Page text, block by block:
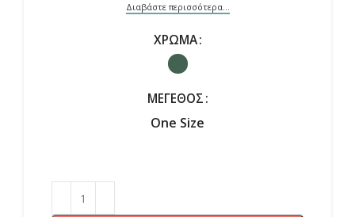
Διαβάστε περισσότερα...
ΧΡΏΜΑ
ΜΈΓΕΘΟΣ
One Size